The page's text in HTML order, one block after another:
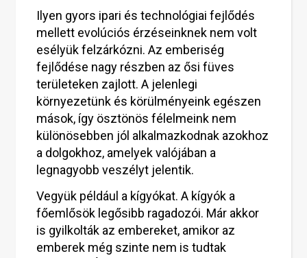
Ilyen gyors ipari és technológiai fejlődés
mellett evolúciós érzéseinknek nem volt
esélyük felzárkózni. Az emberiség
fejlődése nagy részben az ősi füves
területeken zajlott. A jelenlegi
környezetünk és körülményeink egészen
mások, így ösztönös félelmeink nem
különösebben jól alkalmazkodnak azokhoz
a dolgokhoz, amelyek valójában a
legnagyobb veszélyt jelentik.
Vegyük például a kígyókat. A kígyók a
főemlősök legősibb ragadozói. Már akkor
is gyilkolták az embereket, amikor az
emberek még szinte nem is tudtak